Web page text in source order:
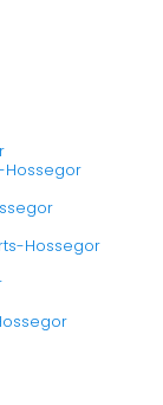
Hossegor
Hossegor